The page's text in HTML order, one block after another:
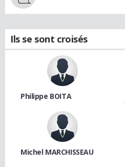
Ils se sont croisés
Philippe BOITA
Michel MARCHISSEAU